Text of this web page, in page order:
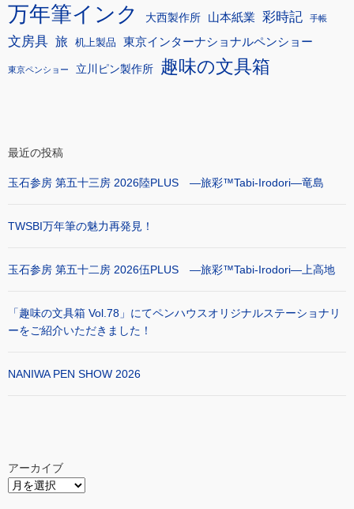
万年筆インク 大西製作所 山本紙業 彩時記 手帳
文房具 旅 机上製品 東京インターナショナルペンショー
東京ペンショー 立川ピン製作所 趣味の文具箱
最近の投稿
玉石参房 第五十三房 2026陸PLUS ―旅彩™Tabi-Irodori―竜島
TWSBI万年筆の魅力再発見！
玉石参房 第五十二房 2026伍PLUS ―旅彩™Tabi-Irodori―上高地
「趣味の文具箱 Vol.78」にてペンハウスオリジナルステーショナリ
ーをご紹介いただきました！
NANIWA PEN SHOW 2026
アーカイブ